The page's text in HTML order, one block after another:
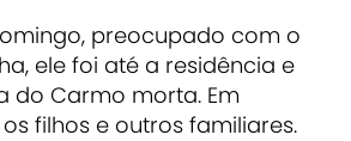
preocupado com o
ele foi até a residência e
do Carmo morta. Em
filhos e outros familiares.